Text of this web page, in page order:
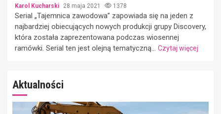
Karol Kucharski 28 maja 2021 1378
Serial „Tajemnica zawodowa” zapowiada się na jeden z
najbardziej obiecujących nowych produkcji grupy Discovery,
która została zaprezentowana podczas wiosennej
ramówki. Serial ten jest olejną tematyczną... Czytaj więcej
Aktualności